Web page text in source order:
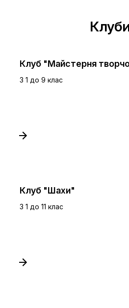
Клуб "Майстерня
З 1 до 9 клас
Клуб "Шахи"
З 1 до 11 клас